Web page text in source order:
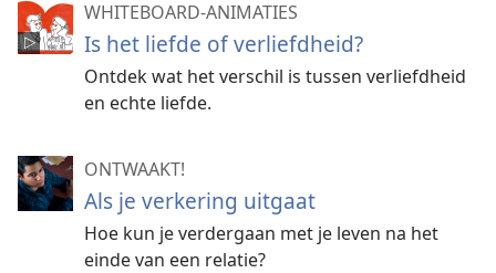
WHITEBOARD-ANIMATIES
Is het liefde of verliefdheid?
Ontdek wat het verschil is tussen verliefdheid
en echte liefde.
ONTWAAKT!
Als je verkering uitgaat
Hoe kun je verdergaan met je leven na het
einde van een relatie?